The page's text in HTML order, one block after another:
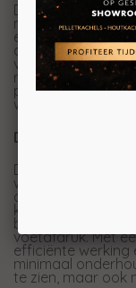
De Nobis A10
met een
een stoer,
deze kachel een
voor een
ruimte snel en
pelletcapaciteit
warmte in ruimtes
Duurzaam en
De A10 Round
wit, zwart en
op uw
kachel voorzien
betekent dat hij
voetafdruk. Met
efficiënte werking
minimaal
te zien, maar ook